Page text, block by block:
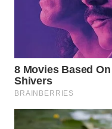
WAHANA
WAHANA
TRAVEL
WAHANA
TV